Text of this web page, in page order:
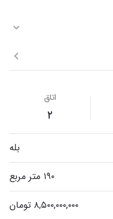
اتاق
۲
بله
۱۹۰ متر مربع